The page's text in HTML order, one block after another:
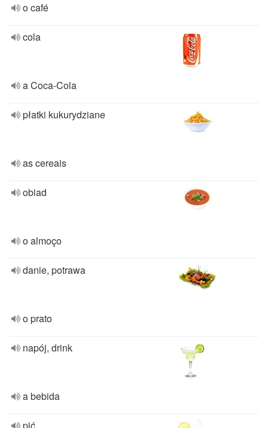
o café
cola
a Coca-Cola
płatki kukurydziane
as cereais
obiad
o almoço
danie, potrawa
o prato
napój, drink
a bebida